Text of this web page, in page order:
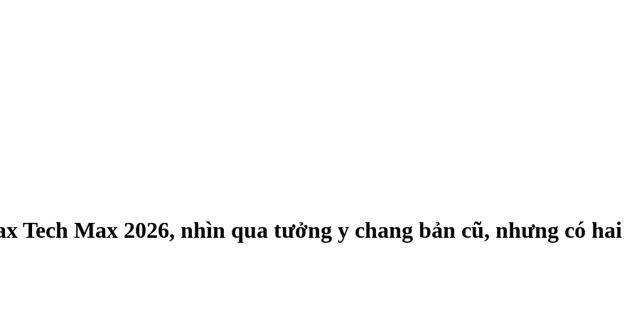
Tech Max 2026, nhìn qua tưởng y chang bản cũ, nhưng có hai